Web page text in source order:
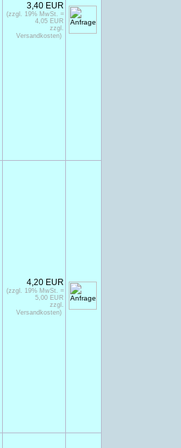
3,40 EUR
(zzgl. 19% MwSt. =
4,05 EUR
zzgl.
Versandkosten)
4,20 EUR
(zzgl. 19% MwSt. =
5,00 EUR
zzgl.
Versandkosten)